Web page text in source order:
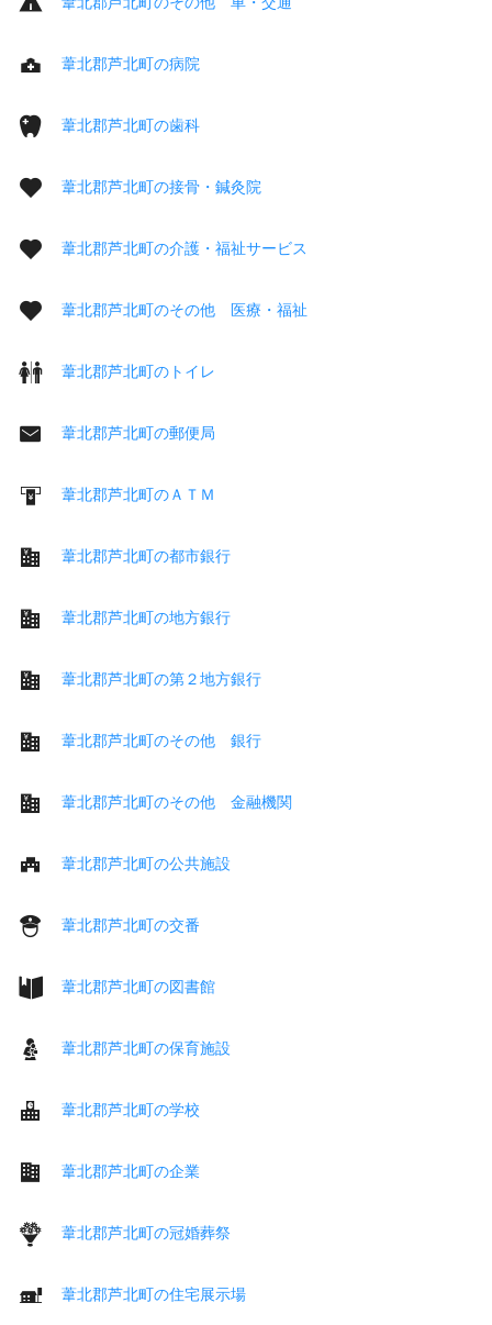
葦北郡芦北町の病院
葦北郡芦北町の歯科
葦北郡芦北町の接骨・鍼灸院
葦北郡芦北町の介護・福祉サービス
葦北郡芦北町のその他 医療・福祉
葦北郡芦北町のトイレ
葦北郡芦北町の郵便局
葦北郡芦北町のＡＴＭ
葦北郡芦北町の都市銀行
葦北郡芦北町の地方銀行
葦北郡芦北町の第２地方銀行
葦北郡芦北町のその他 銀行
葦北郡芦北町のその他 金融機関
葦北郡芦北町の公共施設
葦北郡芦北町の交番
葦北郡芦北町の図書館
葦北郡芦北町の保育施設
葦北郡芦北町の学校
葦北郡芦北町の企業
葦北郡芦北町の冠婚葬祭
葦北郡芦北町の住宅展示場